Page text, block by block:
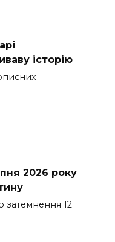
історію
2026 року
затемнення 12